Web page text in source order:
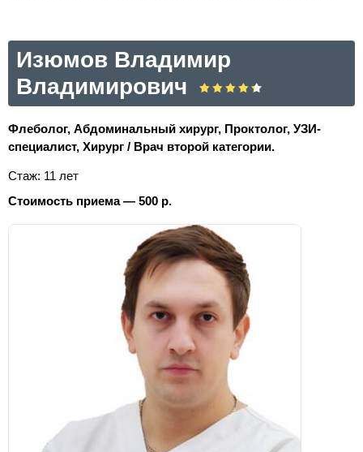
Изюмов Владимир
Владимирович
Флеболог, Абдоминальный хирург, Проктолог, УЗИ-
специалист, Хирург / Врач второй категории.
Стаж: 11 лет
Стоимость приема — 500 р.